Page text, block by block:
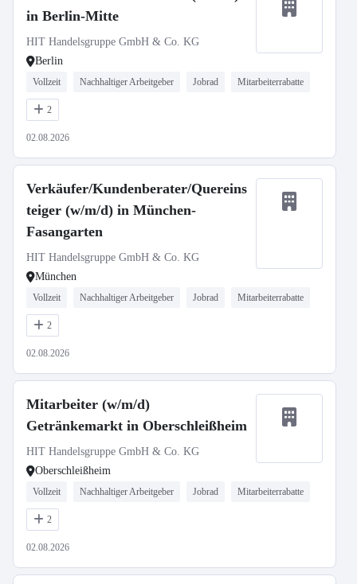
in Berlin-Mitte
HIT Handelsgruppe GmbH & Co. KG
Berlin
Vollzeit Nachhaltiger Arbeitgeber Jobrad Mitarbeiterrabatte
2
02.08.2026
Verkäufer/Kundenberater/Quereins
teiger (w/m/d) in München-
Fasangarten
HIT Handelsgruppe GmbH & Co. KG
München
Vollzeit Nachhaltiger Arbeitgeber Jobrad Mitarbeiterrabatte
2
02.08.2026
Mitarbeiter (w/m/d)
Getränkemarkt in Oberschleißheim
HIT Handelsgruppe GmbH & Co. KG
Oberschleißheim
Vollzeit Nachhaltiger Arbeitgeber Jobrad Mitarbeiterrabatte
2
02.08.2026